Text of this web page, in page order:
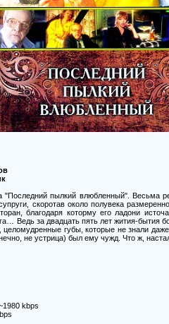
пылкий влюбленный". Весьма
скоротав около полувека
благодаря которму его ладони
Ведь за двадцать пять лет жития-бытия
губы, которые не знали
не устрица) был ему чужд. Что ж,
kbps